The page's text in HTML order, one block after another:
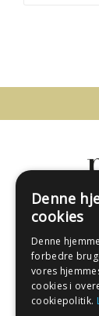
-
Denne
cookies
Denne
forbedre
vores
cookies i
cookiepolitik.